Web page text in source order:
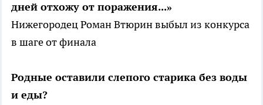
дней отхожу от поражения...»
Нижегородец Роман Втюрин выбыл из конкурса
в шаге от финала
Родные оставили слепого старика без воды
и еды?